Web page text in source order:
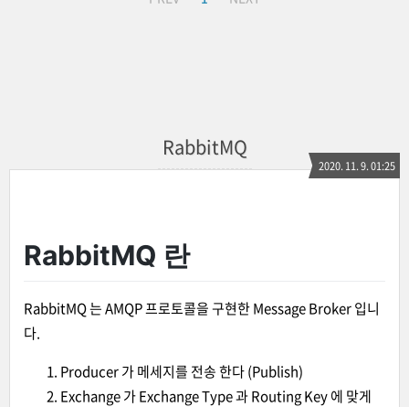
RabbitMQ
2020. 11. 9. 01:25
RabbitMQ 란
RabbitMQ 는 AMQP 프로토콜을 구현한 Message Broker 입니
다.
Producer 가 메세지를 전송 한다 (Publish)
Exchange 가 Exchange Type 과 Routing Key 에 맞게